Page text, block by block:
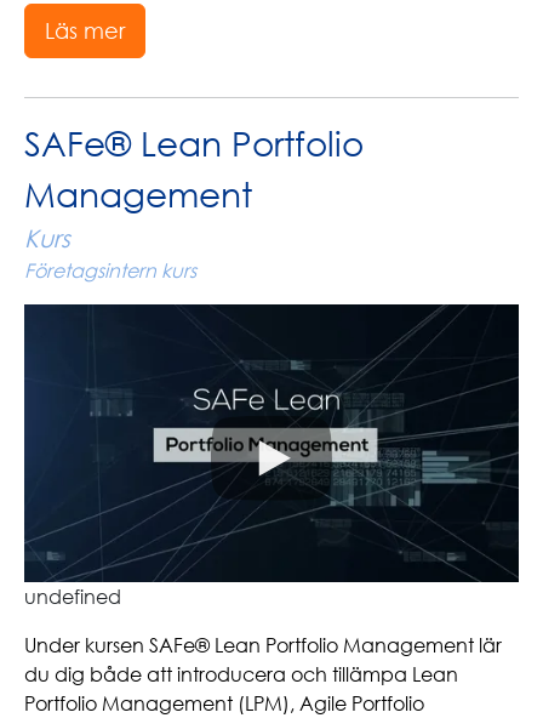
Läs mer
SAFe® Lean Portfolio
Management
Kurs
Företagsintern kurs
undefined
Under kursen SAFe® Lean Portfolio Management lär
du dig både att introducera och tillämpa Lean
Portfolio Management (LPM), Agile Portfolio